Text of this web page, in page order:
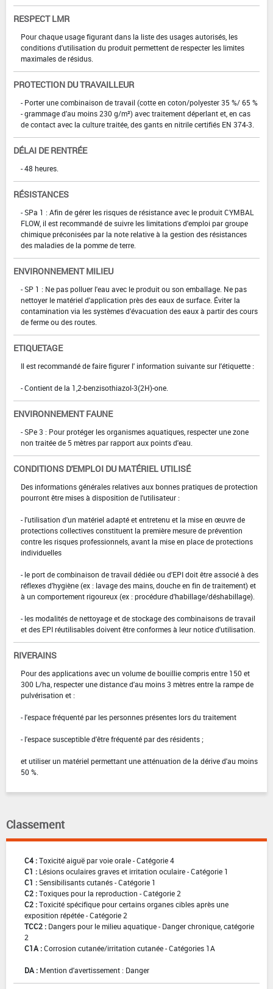
RESPECT LMR
Pour chaque usage figurant dans la liste des usages autorisés, les
conditions d'utilisation du produit permettent de respecter les limites
maximales de résidus.
PROTECTION DU TRAVAILLEUR
- Porter une combinaison de travail (cotte en coton/polyester 35 %/ 65 %
- grammage d'au moins 230 g/m²) avec traitement déperlant et, en cas
de contact avec la culture traitée, des gants en nitrile certifiés EN 374-3.
DÉLAI DE RENTRÉE
- 48 heures.
RÉSISTANCES
- SPa 1 : Afin de gérer les risques de résistance avec le produit CYMBAL
FLOW, il est recommandé de suivre les limitations d'emploi par groupe
chimique préconisées par la note relative à la gestion des résistances
des maladies de la pomme de terre.
ENVIRONNEMENT MILIEU
- SP 1 : Ne pas polluer l'eau avec le produit ou son emballage. Ne pas
nettoyer le matériel d'application près des eaux de surface. Éviter la
contamination via les systèmes d'évacuation des eaux à partir des cours
de ferme ou des routes.
ETIQUETAGE
Il est recommandé de faire figurer l' information suivante sur l'étiquette :
- Contient de la 1,2-benzisothiazol-3(2H)-one.
ENVIRONNEMENT FAUNE
- SPe 3 : Pour protéger les organismes aquatiques, respecter une zone
non traitée de 5 mètres par rapport aux points d'eau.
CONDITIONS D'EMPLOI DU MATÉRIEL UTILISÉ
Des informations générales relatives aux bonnes pratiques de protection
pourront être mises à disposition de l'utilisateur :
- l'utilisation d'un matériel adapté et entretenu et la mise en œuvre de
protections collectives constituent la première mesure de prévention
contre les risques professionnels, avant la mise en place de protections
individuelles
- le port de combinaison de travail dédiée ou d'EPI doit être associé à des
réflexes d'hygiène (ex : lavage des mains, douche en fin de traitement) et
à un comportement rigoureux (ex : procédure d'habillage/déshabillage).
- les modalités de nettoyage et de stockage des combinaisons de travail
et des EPI réutilisables doivent être conformes à leur notice d'utilisation.
RIVERAINS
Pour des applications avec un volume de bouillie compris entre 150 et
300 L/ha, respecter une distance d'au moins 3 mètres entre la rampe de
pulvérisation et :
- l'espace fréquenté par les personnes présentes lors du traitement
- l'espace susceptible d'être fréquenté par des résidents ;
et utiliser un matériel permettant une atténuation de la dérive d'au moins
50 %.
Classement
C4 :Toxicité aiguë par voie orale - Catégorie 4
C1 : Lésions oculaires graves et irritation oculaire - Catégorie 1
C1 :Sensibilisants cutanés - Catégorie 1
C2 :Toxiques pour la reproduction - Catégorie 2
C2 :Toxicité spécifique pour certains organes cibles après une
exposition répétée - Catégorie 2
TCC2 : Dangers pour le milieu aquatique - Danger chronique, catégorie
2
C1A :Corrosion cutanée/irritation cutanée - Catégories 1A
DA : Mention d'avertissement : Danger